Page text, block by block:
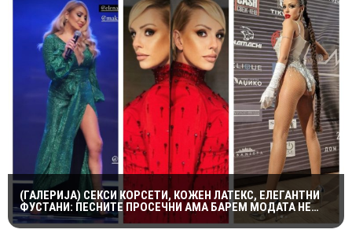
(ГАЛЕРИЈА) СЕКСИ КОРСЕТИ, КОЖЕН ЛАТЕКС, ЕЛЕГАНТНИ
ФУСТАНИ: ПЕСНИТЕ ПРОСЕЧНИ АМА БАРЕМ МОДАТА НЕ
ПОТФРЛИ НА МАКФЕСТ